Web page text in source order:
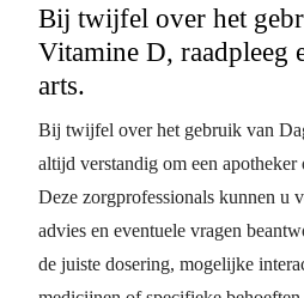
Bij twijfel over het
Vitamine D, raadpleeg
arts.
Bij twijfel over het gebruik van
altijd verstandig om een apotheker
Deze zorgprofessionals kunnen u
advies en eventuele vragen
de juiste dosering, mogelijke